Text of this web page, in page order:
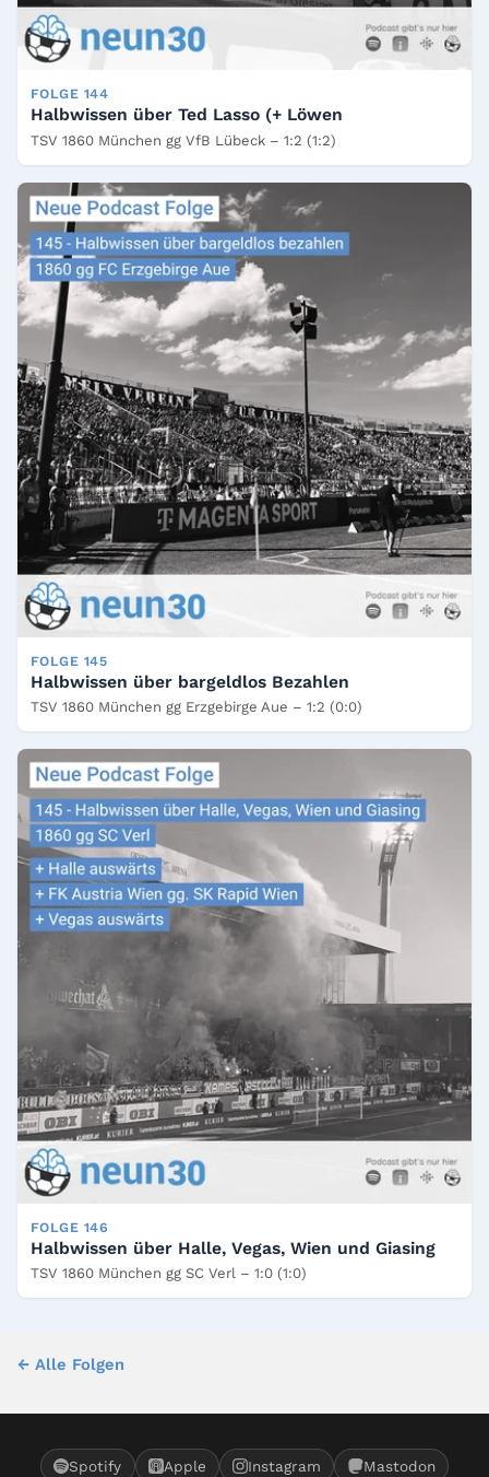
FOLGE 144
Halbwissen über Ted Lasso (+ Löwen
TSV 1860 München gg VfB Lübeck – 1:2 (1:2)
FOLGE 145
Halbwissen über bargeldlos Bezahlen
TSV 1860 München gg Erzgebirge Aue – 1:2 (0:0)
FOLGE 146
Halbwissen über Halle, Vegas, Wien und Giasing
TSV 1860 München gg SC Verl – 1:0 (1:0)
← Alle Folgen
Spotify Apple Instagram Mastodon